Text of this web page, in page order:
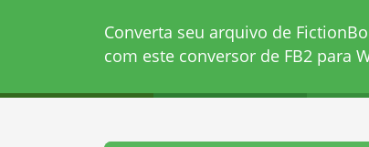
Converta seu arquivo de
com este conversor de FB2 para